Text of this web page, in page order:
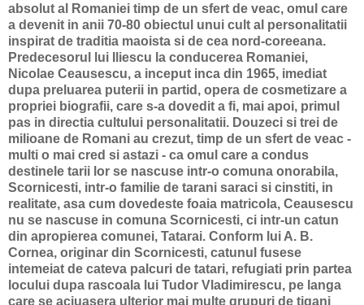
absolut al Romaniei timp de un sfert de veac, omul care
a devenit in anii 70-80 obiectul unui cult al personalitatii
inspirat de traditia maoista si de cea nord-coreeana.
Predecesorul lui Iliescu la conducerea Romaniei,
Nicolae Ceausescu, a inceput inca din 1965, imediat
dupa preluarea puterii in partid, opera de cosmetizare a
propriei biografii, care s-a dovedit a fi, mai apoi, primul
pas in directia cultului personalitatii. Douzeci si trei de
milioane de Romani au crezut, timp de un sfert de veac -
multi o mai cred si astazi - ca omul care a condus
destinele tarii lor se nascuse intr-o comuna onorabila,
Scornicesti, intr-o familie de tarani saraci si cinstiti, in
realitate, asa cum dovedeste foaia matricola, Ceausescu
nu se nascuse in comuna Scornicesti, ci intr-un catun
din apropierea comunei, Tatarai. Conform lui A. B.
Cornea, originar din Scornicesti, catunul fusese
intemeiat de cateva palcuri de tatari, refugiati prin partea
locului dupa rascoala lui Tudor Vladimirescu, pe langa
care se aciuasera ulterior mai multe grupuri de tigani